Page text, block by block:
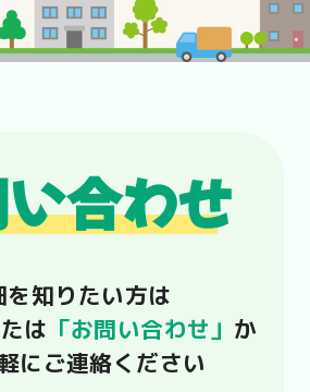
なります。もちろん、ビ
ーの方々にはお金をお支
クなドライな関係ではな
はなりません。助けてい
とを自覚した感謝の気持
分自身が誠実に仕事に向
場で働く職人さんをはじ
んのビジネスパートナー
をしていただくわけです
ってそれが当たり前のこ
なドライな関係ではな
しあった温かみのある人
合わせ
を知りたい方は
は 「お問い合わせ」 か
にご連絡ください